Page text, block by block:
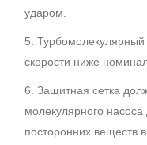
ударом.
5.
скорости ниже
6. Защитная сетка
молекулярного
посторонних веществ